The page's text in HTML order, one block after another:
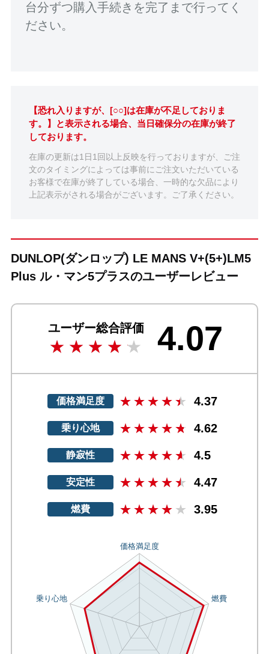
台分ずつ購入手続きを完了まで行ってく
ださい。
【恐れ入りますが、[○○]は在庫が不足しておりま
す。】と表示される場合、当日確保分の在庫が終了
しております。
在庫の更新は1日1回以上反映を行っておりますが、ご注
文のタイミングによっては事前にご注文いただいている
お客様で在庫が終了している場合、一時的な欠品により
上記表示がされる場合がございます。ご了承ください。
DUNLOP(ダンロップ) LE MANS V+(5+)LM5
Plus ル・マン5プラスのユーザーレビュー
ユーザー総合評価 4.07
価格満足度 4.37
乗り心地 4.62
静寂性 4.5
安定性 4.47
燃費 3.95